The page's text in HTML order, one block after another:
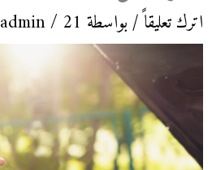
اترك تعليقاً / بواسطة admin/ 21 أكتوبر، 2025